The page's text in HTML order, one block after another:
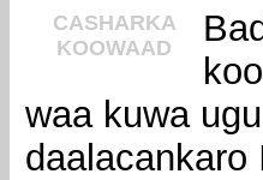
CASHARKA
KOOWAAD
waa kuwa
daalacankaro